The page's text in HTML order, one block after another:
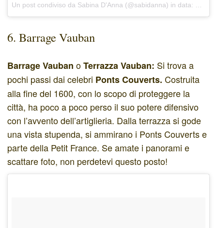
Un post condiviso da Sabina D'Anna (@sabidanna) in data:
6. Barrage Vauban
Barrage Vauban oTerrazza Vauban: Si trova a
pochi passi dai celebri Ponts Couverts. Costruita
alla fine del 1600, con lo scopo di proteggere la
città, ha poco a poco perso il suo potere difensivo
con l’avvento dell’artiglieria. Dalla terrazza si gode
una vista stupenda, si ammirano i Ponts Couverts e
parte della Petit France. Se amate i panorami e
scattare foto, non perdetevi questo posto!